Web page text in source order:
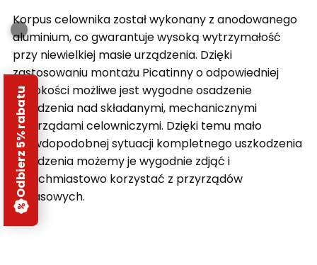
Korpus celownika został wykonany z anodowanego
aluminium, co gwarantuje wysoką wytrzymałość
przy niewielkiej masie urządzenia. Dzięki
zastosowaniu montażu Picatinny o odpowiedniej
wysokości możliwe jest wygodne osadzenie
urządzenia nad składanymi, mechanicznymi
przyrządami celowniczymi. Dzięki temu mało
prawdopodobnej sytuacji kompletnego uszkodzenia
urządzenia możemy je wygodnie zdjąć i
natychmiastowo korzystać z przyrządów
zapasowych.
Odbierz 5% rabatu